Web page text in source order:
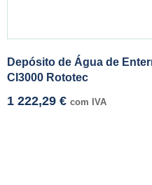
Depósito de Água de
CI3000 Rototec
1 222,29 € com IVA